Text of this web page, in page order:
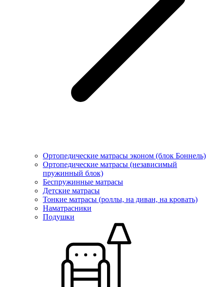
Ортопедические матрасы эконом (блок Боннель)
Ортопедические матрасы (независимый
пружинный блок)
Беcпружинные матрасы
Детские матрасы
Тонкие матрасы (роллы, на диван, на кровать)
Наматрасники
Подушки